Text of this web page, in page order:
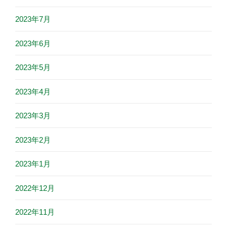
2023年7月
2023年6月
2023年5月
2023年4月
2023年3月
2023年2月
2023年1月
2022年12月
2022年11月